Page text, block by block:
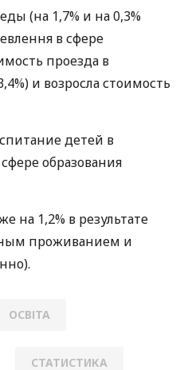
(на 1,7% и на 0,3%
в сфере
проезда в
и возросла стоимость
детей в
образования
на 1,2% в результате
проживанием и
ОСВІТА
СТАТИСТИКА